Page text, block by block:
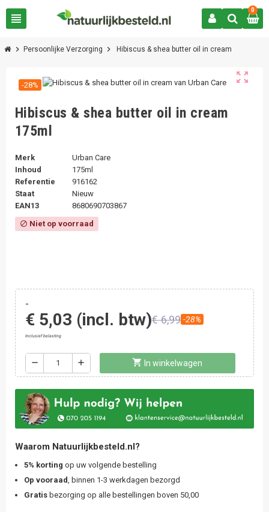
view_headline
0
chevron_right Persoonlijke Verzorging chevron_right Hibiscus & shea butter oil in cream
zoom_out_map
-28%
Hibiscus & shea butter oil in cream
175ml
Merk
Urban Care
Inhoud
175ml
Referentie
916162
Staat
Nieuw
EAN13
8680690703867
block Niet op voorraad
-
€ 5,03 (incl. btw)€ 6,99 -28%
Inclusief belasting
remove add shopping_cart In winkelwagen
Waarom Natuurlijkbesteld.nl?
5% korting op uw volgende bestelling
Op vooraad
, binnen 1-3 werkdagen bezorgd
Gratis bezorging op alle bestellingen boven 50,00